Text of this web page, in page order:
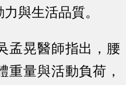
與生活品質。
孟晃醫師指出，腰
重量與活動負荷，